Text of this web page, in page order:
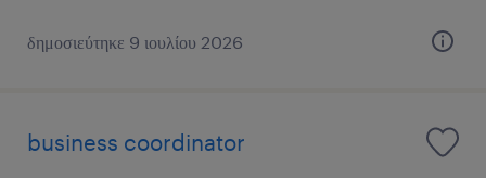
δημοσιεύτηκε 9 ιουλίου 2026
business coordinator